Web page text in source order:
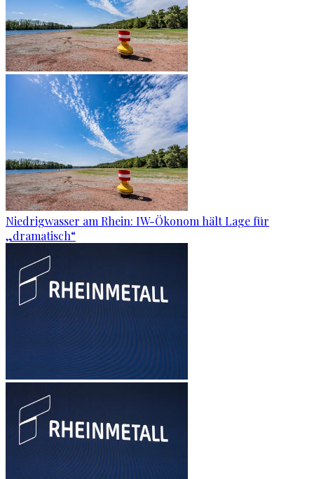
Niedrigwasser am Rhein: IW-Ökonom hält Lage für
„dramatisch“